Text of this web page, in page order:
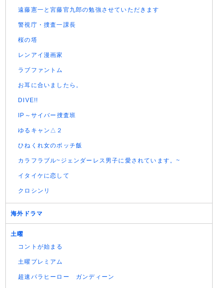
遠藤憲一と宮藤官九郎の勉強させていただきます
警視庁・捜査一課長
桜の塔
レンアイ漫画家
ラブファントム
お耳に合いましたら。
DIVE!!
IP～サイバー捜査班
ゆるキャン△２
ひねくれ女のボッチ飯
カラフラブル~ジェンダーレス男子に愛されています。~
イタイケに恋して
クロシンリ
海外ドラマ
土曜
コントが始まる
土曜プレミアム
超速パラヒーロー ガンディーン